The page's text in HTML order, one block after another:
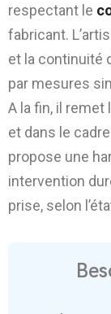
respectant le
fabricant.
et la continuité
par mesures
A la fin, il remet
et dans le
propose une
intervention
prise, selon